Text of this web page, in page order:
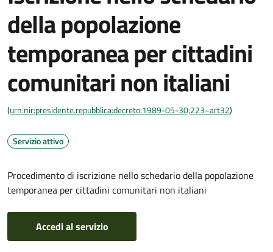
della popolazione
temporanea per cittadini
comunitari non italiani
(urn:nir:presidente.repubblica:decreto:1989-05-30;223~art32)
Servizio attivo
Procedimento di iscrizione nello schedario della popolazione
temporanea per cittadini comunitari non italiani
Accedi al servizio